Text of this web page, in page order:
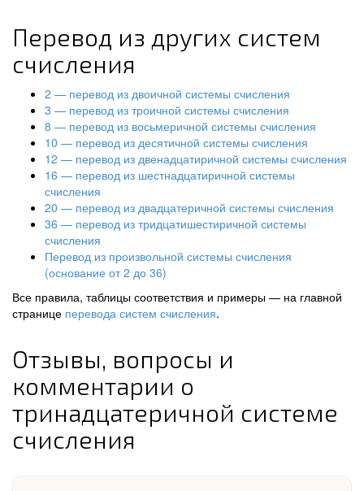
Перевод из других систем
счисления
2 — перевод из двоичной системы счисления
3 — перевод из троичной системы счисления
8 — перевод из восьмеричной системы счисления
10 — перевод из десятичной системы счисления
12 — перевод из двенадцатиричной системы счисления
16 — перевод из шестнадцатиричной системы
счисления
20 — перевод из двадцатеричной системы счисления
36 — перевод из тридцатишестиричной системы
счисления
Перевод из произвольной системы счисления
(основание от 2 до 36)
Все правила, таблицы соответствия и примеры — на главной
странице перевода систем счисления.
Отзывы, вопросы и
комментарии о
тринадцатеричной системе
счисления